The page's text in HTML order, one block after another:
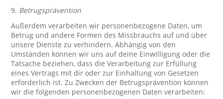
9. Betrugsprävention
Außerdem verarbeiten wir personenbezogene Daten, um
Betrug und andere Formen des Missbrauchs auf und über
unsere Dienste zu verhindern. Abhängig von den
Umständen können wir uns auf deine Einwilligung oder die
Tatsache beziehen, dass die Verarbeitung zur Erfüllung
eines Vertrags mit dir oder zur Einhaltung von Gesetzen
erforderlich ist. Zu Zwecken der Betrugsprävention können
wir die folgenden personenbezogenen Daten verarbeiten: